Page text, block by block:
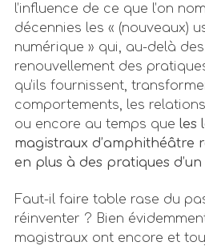
l’influence de ce que l’on
décennies les « (nouveaux)
numérique » qui, au-delà
renouvellement des
qu’ils fournissent,
comportements, les
ou encore au temps que les
magistraux d’amphithéâtre
en plus à des pratiques
Faut-il faire table rase du
réinventer ? Bien
magistraux ont encore et